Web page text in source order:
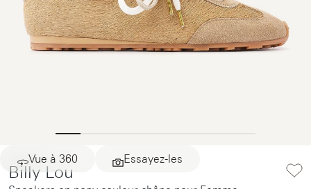
Vue à 360 Essayez-les
Billy Lou